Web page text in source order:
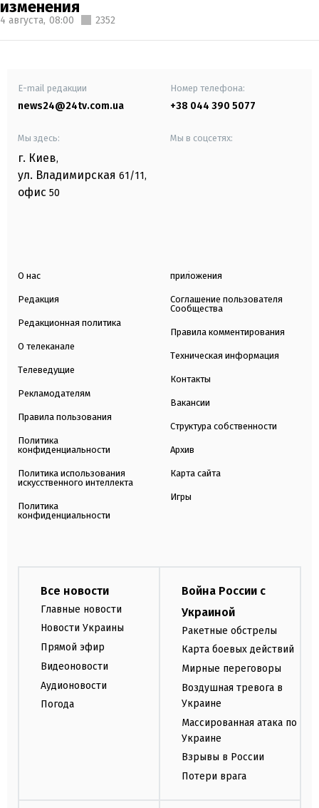
изменения
4 августа, 08:00 2352
E-mail редакции
news24@24tv.com.ua
Номер телефона:
+38 044 390 5077
Мы здесь:
г. Киев,
ул. Владимирская 61/11,
офис 50
Мы в соцсетях:
О нас
Редакция
Редакционная политика
О телеканале
Телеведущие
Рекламодателям
Правила пользования
Политика
конфиденциальности
Политика использования
искусственного интеллекта
Политика
конфиденциальности
приложения
Соглашение пользователя
Сообщества
Правила комментирования
Техническая информация
Контакты
Вакансии
Структура собственности
Архив
Карта сайта
Игры
Все новости
Главные новости
Новости Украины
Прямой эфир
Видеоновости
Аудионовости
Погода
Война России с
Украиной
Ракетные обстрелы
Карта боевых действий
Мирные переговоры
Воздушная тревога в
Украине
Массированная атака по
Украине
Взрывы в России
Потери врага